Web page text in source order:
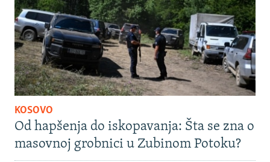
KOSOVO
Od hapšenja do iskopavanja: Šta se zna o
masovnoj grobnici u Zubinom Potoku?